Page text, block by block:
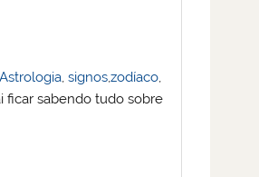
Astrologia,signos,zodíaco,
ficar sabendo tudo sobre